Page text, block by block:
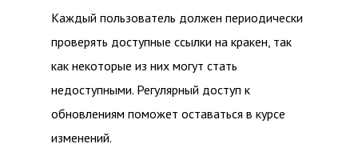
Каждый пользователь должен периодически
проверять доступные ссылки на кракен, так
как некоторые из них могут стать
недоступными. Регулярный доступ к
обновлениям поможет оставаться в курсе
изменений.